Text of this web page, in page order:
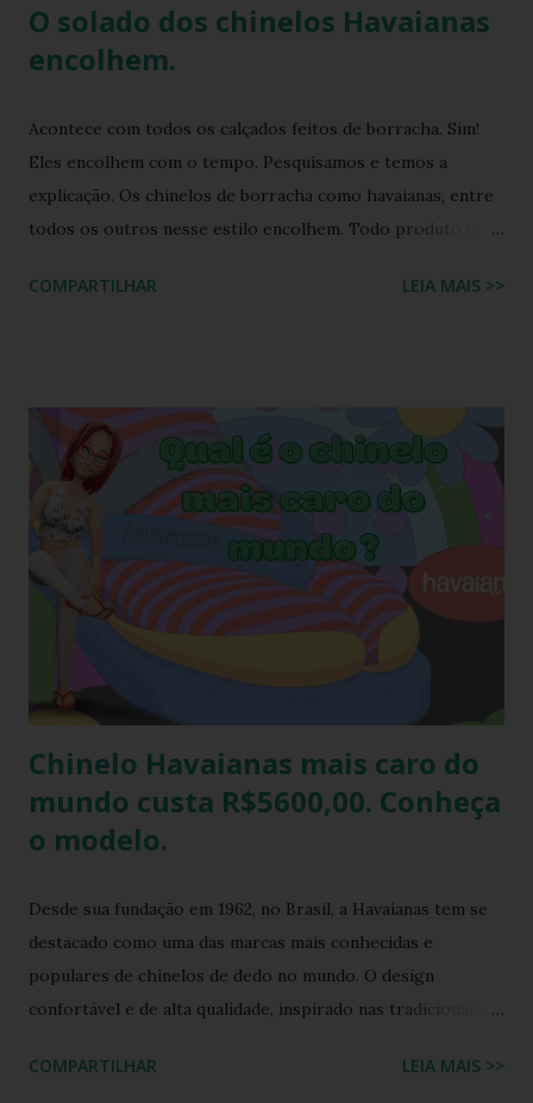
O solado dos chinelos Havaianas
encolhem.
Acontece com todos os calçados feitos de borracha. Sim!
Eles encolhem com o tempo. Pesquisamos e temos a
explicação. Os chinelos de borracha como havaianas, entre
todos os outros nesse estilo encolhem. Todo produto que
tanto do calor quanto do frio, ou seja, durante o processo
será molhado e exposto ao sol, sendo assim o chinelo pode
encolher de 1 a 2 cm. A comprovação é simples, se você
utilizar o chinelo adquirido no ano passado você verá que
ele está mais justo ao seu pé e se comprar um novo e
medir com o antigo a diferença irá aparecer também,
portanto não se assustem, chinelo de borracha encolhe
sim! * Fonte:
https://www.facebook.com/stillozcuritiba/posts/5438109
29037645 Logo temos que ter o cuidado de comprar os
COMPARTILHAR LEIA MAIS >>
Chinelo Havaianas mais caro do
mundo custa R$5600,00. Conheça
o modelo.
Desde sua fundação em 1962, no Brasil, a Havaianas tem se
destacado como uma das marcas mais conhecidas e
populares de chinelos de dedo no mundo. O design
confortável e de alta qualidade, inspirado nas tradicionais
coração dos consumidores em todo o mundo. Hoje, a marca
COMPARTILHAR LEIA MAIS >>